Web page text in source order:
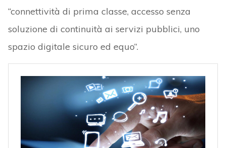
“connettività di prima classe, accesso senza
soluzione di continuità ai servizi pubblici, uno
spazio digitale sicuro ed equo”.